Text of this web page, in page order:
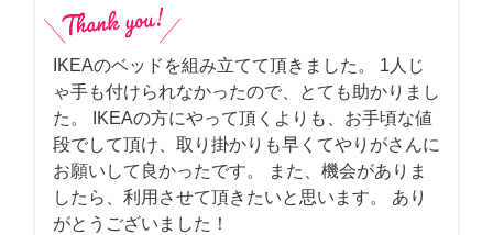
IKEAのベッドを組み立てて頂きました。 1人じ
ゃ手も付けられなかったので、とても助かりまし
た。 IKEAの方にやって頂くよりも、お手頃な値
段でして頂け、取り掛かりも早くてやりがさんに
お願いして良かったです。 また、機会がありま
したら、利用させて頂きたいと思います。 あり
がとうございました！